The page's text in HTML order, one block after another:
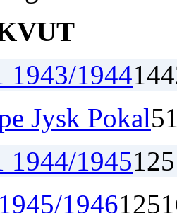
VUT
1943/1944144
Jysk Pokal
1944/1945125
19461251